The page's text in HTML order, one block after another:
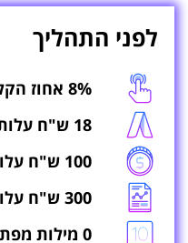
לפני התהליך
8% אחוז הקלקה ממוצע
18 ש"ח עלות ממוצעת לקליק
100 ש"ח עלות להמרה
300 ש"ח עלות CPM
0 מילות מפתח בניקוד 10/0